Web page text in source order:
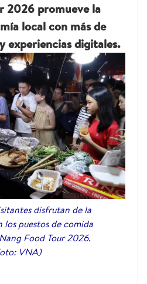
2026 promueve la
local con más de
experiencias digitales.
disfrutan de la
los puestos de comida
Food Tour 2026.
VNA)